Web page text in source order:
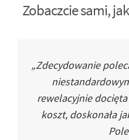
Zobaczcie sami,
„Zdecydowanie
rewelacyjnie
koszt, doskonała